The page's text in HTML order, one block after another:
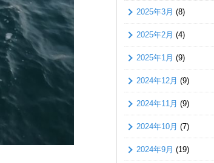
2025年3月 (8)
2025年2月 (4)
2025年1月 (9)
2024年12月 (9)
2024年11月 (9)
2024年10月 (7)
2024年9月 (19)